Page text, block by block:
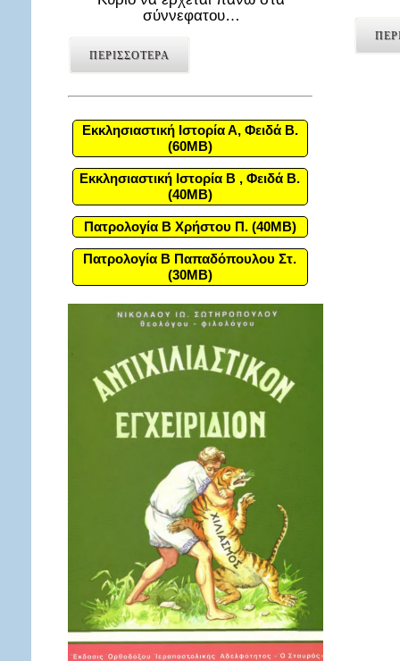
σύννεφατου…
ΠΕΡΙΣΣΟΤΕΡΑ
Εκκλησιαστική Ιστορία Α, Φειδά Β.
(60MB)
Εκκλησιαστική Ιστορία Β , Φειδά Β.
(40MB)
Πατρολογία Β Χρήστου Π. (40MB)
Πατρολογία Β Παπαδόπουλου Στ.
(30MB)